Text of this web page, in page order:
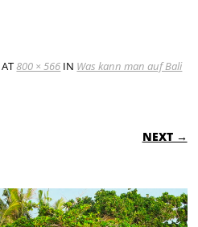
AT800 × 566 IN Was kann man auf Bali
NEXT →